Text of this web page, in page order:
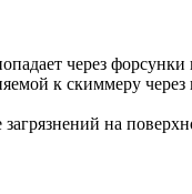
через
к скиммеру через
на